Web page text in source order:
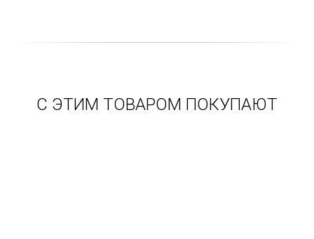
С ЭТИМ ТОВАРОМ ПОКУПАЮТ